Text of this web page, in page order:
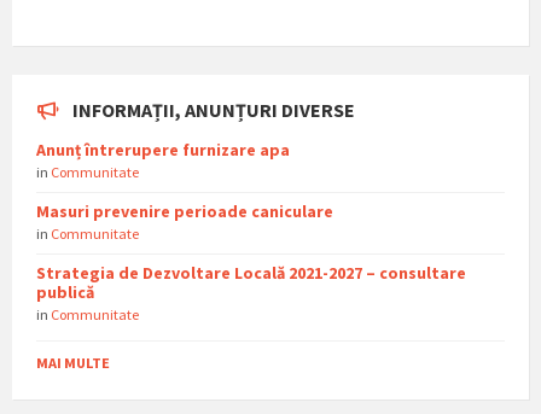
INFORMAȚII, ANUNȚURI DIVERSE
Anunț întrerupere furnizare apa
in Communitate
Masuri prevenire perioade caniculare
in Communitate
Strategia de Dezvoltare Locală 2021-2027 – consultare
publică
in Communitate
MAI MULTE